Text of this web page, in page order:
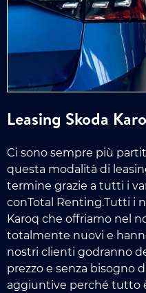
Leasing Skoda
Ci sono sempre più
questa modalità di
termine grazie a tutti i
conTotal Renting.Tutti i
Karoq che offriamo nel
totalmente nuovi e
nostri clienti godranno
prezzo e senza bisogno
aggiuntive perché tutto